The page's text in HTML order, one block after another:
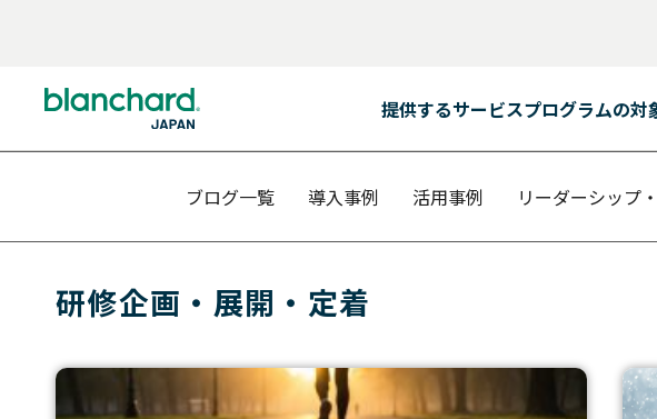
提供するサービスプログラムの対
ブログ一覧 導入事例 活用事例 リーダーシップ
研修企画・展開・定着
提供するサービス
BACK
提供するサービス
リーダーシップ開発
サービス内容
リーダーシップ開発
バーチャル＆オンライン研修プログラム
モデレーションとコミュニティ管理（C&M方式オンライン学習）
カスタム・ソリューション
BACK
プログラムの対象者
全ての階層のリーダー
組織
トレーニング・プロフェッショナル
全ての階層のリーダー
経験豊富なリーダー
BACK
研修プログラム
課題
多様な研修実施方法
信頼関係の構築
BACK
ベストセラー
イグナイト・ニュースレター
BACK
ブランチャード・
会社概要
パートナー・トレーナー